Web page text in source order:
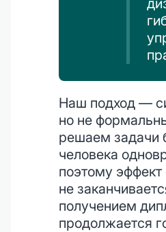
Наш подход —
но не
решаем задачи
человека
поэтому эффект
не
получением
продолжается